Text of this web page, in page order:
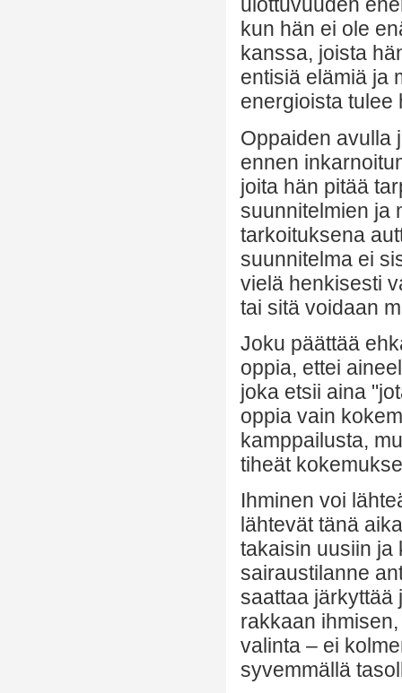
ulottuvuuden
kun hän ei ole
kanssa, joista
entisiä elämiä ja
energioista tulee
Oppaiden avulla
ennen
joita hän pitää
suunnitelmien ja
tarkoituksena
suunnitelma ei
vielä henkisesti
tai sitä voidaan
Joku päättää
oppia, ettei
joka etsii aina
oppia vain
kamppailusta,
tiheät
Ihminen voi
lähtevät tänä
takaisin uusiin ja
sairaustilanne
saattaa järkyttää
rakkaan
valinta – ei
syvemmällä